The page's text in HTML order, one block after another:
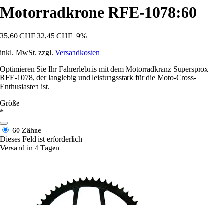
Motorradkrone RFE-1078:60
35,60 CHF 32,45 CHF -9%
inkl. MwSt. zzgl. Versandkosten
Optimieren Sie Ihr Fahrerlebnis mit dem Motorradkranz Supersprox
RFE-1078, der langlebig und leistungsstark für die Moto-Cross-
Enthusiasten ist.
Größe
*
60 Zähne
Dieses Feld ist erforderlich
Versand in 4 Tagen